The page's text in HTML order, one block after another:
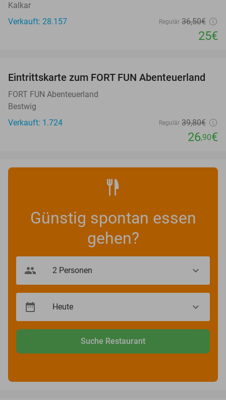
Kalkar
Verkauft: 28.157
Regulär 36,50€
25€
32%
Eintrittskarte zum FORT FUN Abenteuerland
FORT FUN Abenteuerland
Bestwig
Verkauft: 1.724
Regulär 39,80€
26,90€
Günstig spontan essen
gehen?
Suche Restaurant